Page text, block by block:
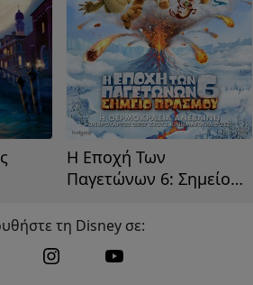
Η Εποχή Των
Παγετώνων 6: Σημείο
τη Disney σε: